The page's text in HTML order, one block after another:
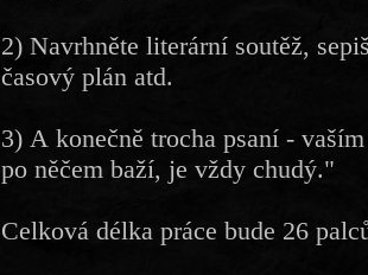
2) Navrhněte literární soutěž,
časový plán atd.
3) A konečně trocha psaní -
po něčem baží, je vždy chudý."
Celková délka práce bude 26